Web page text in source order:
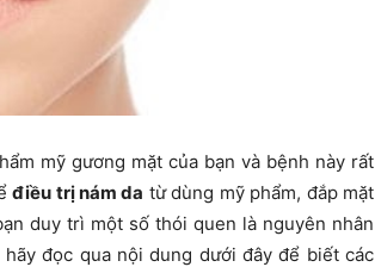
mỹ gương mặt của bạn và bệnh này rất
điều trị nám da từ dùng mỹ phẩm, đắp mặt
duy trì một số thói quen là nguyên nhân
đọc qua nội dung dưới đây để biết các